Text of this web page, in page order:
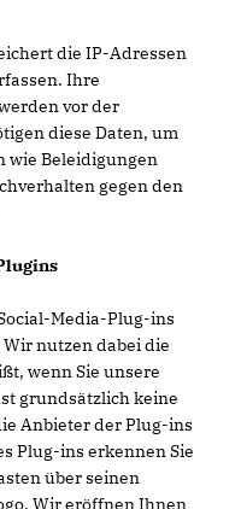
die IP-Adressen
Ihre
vor der
diese Daten, um
wie Beleidigungen
gegen den
Media-Plug-ins
Wir nutzen dabei die
wenn Sie unsere
grundsätzlich keine
Anbieter der Plug-ins
Plug-ins erkennen Sie
über seinen
Wir eröffnen Ihnen